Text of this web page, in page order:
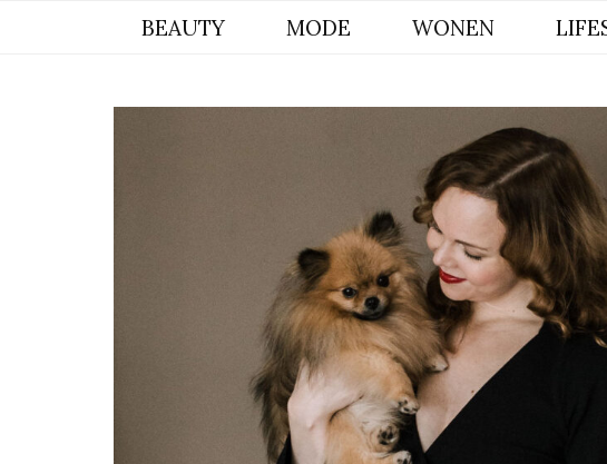
BEAUTY MODE WONEN
BYCHRISTIANA, EEN INSPIREREND
ONLINE MAGAZINE VOOR BEAUTY,